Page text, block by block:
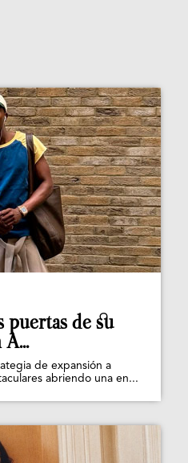
puertas de su
de expansión a
abriendo una en...